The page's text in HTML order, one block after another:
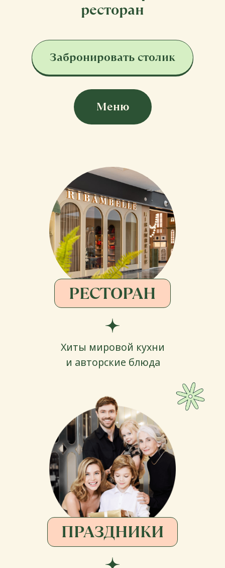
и авторские блюда
Фабрика по созданию
праздников мечты
Детский городок, эксклюзивные
вечеринки и мастер-классы
РЕСТОРАН
ПРАЗДНИКИ
ДЛЯ ДЕТЕЙ